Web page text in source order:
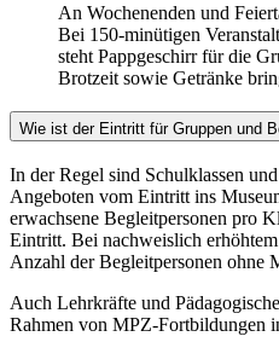
An Wochenenden und
Bei 150-minütigen
steht Pappgeschirr für die
Brotzeit sowie Getränke
Wie ist der Eintritt für Gruppen und
In der Regel sind Schulklassen
Angeboten vom Eintritt ins
erwachsene Begleitpersonen pro
Eintritt. Bei nachweislich
Anzahl der Begleitpersonen ohne
Auch Lehrkräfte und
Rahmen von MPZ-Fortbildungen